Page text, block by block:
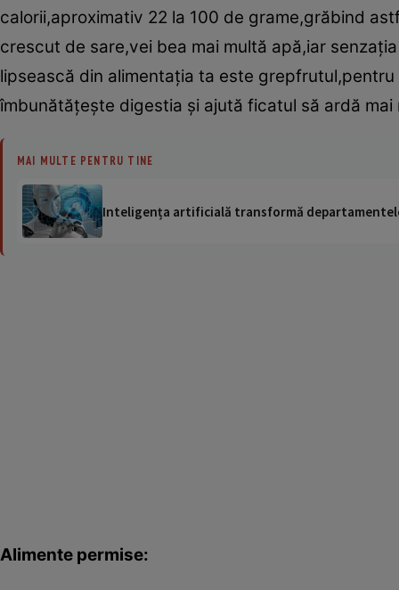
calorii,aproximativ 22 la 100 de grame,grăbind
crescut de sare,vei bea mai multă apă,iar
lipsească din alimentaţia ta este
îmbunătăţeşte digestia şi ajută ficatul să ardă mai
MAI MULTE PENTRU TINE
Inteligența artificială transformă
Alimente permise: